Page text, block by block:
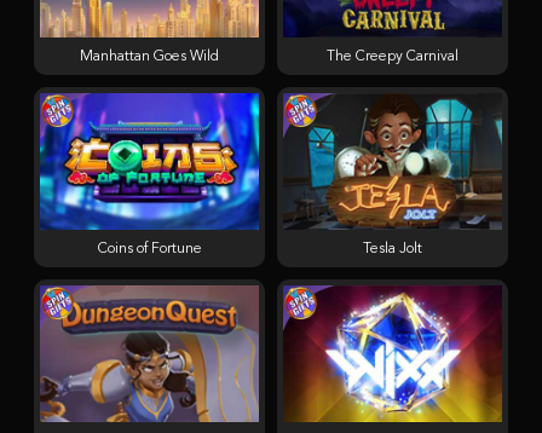
Manhattan Goes Wild
Tesla Jolt
Coins of Fortune
The Creepy Carnival